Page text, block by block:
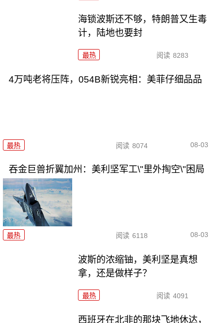
海锁波斯还不够，特朗普又生毒
计，陆地也要封
最热 阅读 8283
4万吨老将压阵，054B新锐亮相：美菲仔细品品
最热 阅读 8074 08-03
吞金巨兽折翼加州：美利坚军工\"里外掏空\"困局
最热 阅读 6118 08-03
波斯的浓缩铀，美利坚是真想
拿，还是做样子？
最热 阅读 4091
西班牙在北非的那块飞地休达，